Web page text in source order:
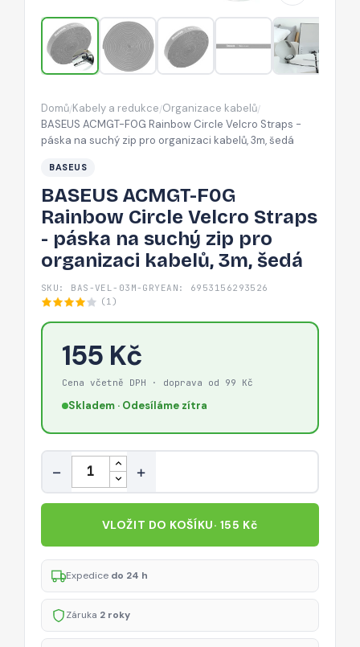
Straps
-
páska
na
zip
pro
3m,
šedá
Domů/Kabely a redukce/Organizace kabelů/
BASEUS ACMGT-F0G Rainbow Circle Velcro Straps -
páska na suchý zip pro organizaci kabelů, 3m, šedá
BASEUS
BASEUS ACMGT-F0G
Rainbow Circle Velcro Straps
- páska na suchý zip pro
organizaci kabelů, 3m, šedá
SKU: BAS-VEL-03M-GRY EAN: 6953156293526
(1)
155 Kč
Cena včetně DPH · doprava od 99 Kč
Skladem · Odesíláme zítra
Množství
− +
VLOŽIT DO KOŠÍKU· 155 Kč
Expedice do 24 h
Záruka 2 roky